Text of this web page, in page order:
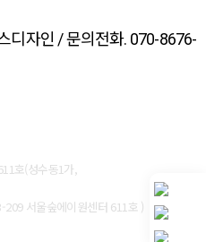
디자인 / 문의전화. 070-8676-
호(성수동1가,
서울숲에이원센터 611호 )